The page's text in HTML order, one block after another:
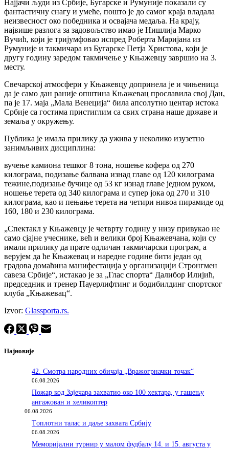
Најјачи људи из Србије, Бугарске и Румуније показали су
фантастичну снагу и умеће, пошто је до самог краја владала
неизвесност око победника и освајача медаља. На крају,
највише разлога за задовољство имао је Нишлија Марко
Вучић, који је тријумфовао испред Роберта Маријана из
Румуније и такмичара из Бугарске Петја Христова, који је
другу годину заредом такмичење у Књажевцу завршио на 3.
месту.
Свечарској атмосфери у Књажевцу допринела је и чињеница
да је само дан раније општина Књажевац прославила свој Дан,
па је 17. маја „Мала Венеција“ била апсолутно центар истока
Србије са гостима пристиглим са свих страна наше државе и
земаља у окружењу.
Публика је имала прилику да ужива у неколико изузетно
занимљивих дисциплина:
вучење камиона тешког 8 тона, ношење кофера од 270
килограма, подизање балвана изнад главе од 120 килограма
тежине,подизање бучице од 53 кг изнад главе једном руком,
ношење терета од 340 килограма и супер јока од 270 и 310
килограма, као и пењање терета на четири нивоа пирамиде од
160, 180 и 230 килограма.
„Спектакл у Књажевцу је четврту годину у низу привукао не
само сјајне учеснике, већ и велики број Књажевчана, који су
имали прилику да прате одличан такмичарски програм, а
верујем да ће Књажевац и наредне године бити један од
градова домаћина манифестација у организацији Стронгмен
савеза Србије“, истакао је за „Глас спорта“ Далибор Илијић,
председник и тренер Пауерлифтинг и бодибилдинг спортског
клуба „Књажевац“.
Izvor: Glassporta.rs.
Најновије
42. Смотра народних обичаја „Вражогрначки точак“
06.08.2026
Пожар код Зајечара захватио око 100 хектара, у гашењу
ангажован и хеликоптер
06.08.2026
Tоплотни талас и даље захвата Србију
06.08.2026
Меморијални турнир у малом фудбалу 14. и 15. августа у